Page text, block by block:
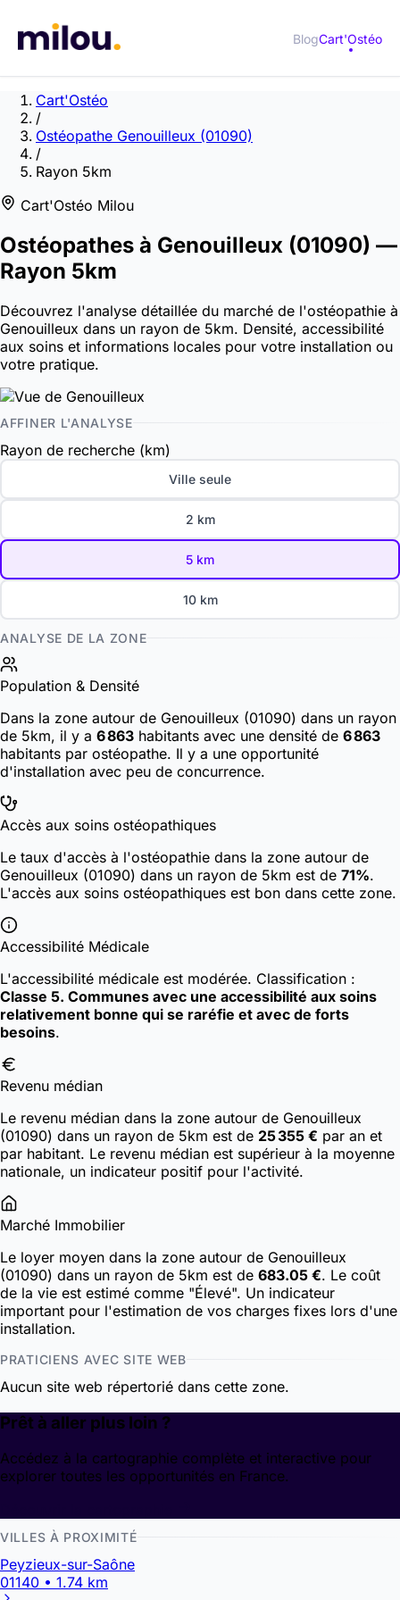
BlogCart'Ostéo
Cart'Ostéo
/
Ostéopathe Genouilleux (01090)
/
Rayon 5km
Cart'Ostéo Milou
Ostéopathes à Genouilleux (01090) —
Rayon 5km
Découvrez l'analyse détaillée du marché de l'ostéopathie à
Genouilleux dans un rayon de 5km. Densité, accessibilité
aux soins et informations locales pour votre installation ou
votre pratique.
AFFINER L'ANALYSE
Rayon de recherche (km)
Ville seule
2 km
5 km
10 km
ANALYSE DE LA ZONE
Population & Densité
Dans la zone autour de Genouilleux (01090) dans un rayon
de 5km, il y a 6 863 habitants avec une densité de 6 863
habitants par ostéopathe. Il y a une opportunité
d'installation avec peu de concurrence.
Accès aux soins ostéopathiques
Le taux d'accès à l'ostéopathie dans la zone autour de
Genouilleux (01090) dans un rayon de 5km est de 71%.
L'accès aux soins ostéopathiques est bon dans cette zone.
Accessibilité Médicale
L'accessibilité médicale est modérée. Classification :
Classe 5. Communes avec une accessibilité aux soins
relativement bonne qui se raréfie et avec de forts
besoins.
Revenu médian
Le revenu médian dans la zone autour de Genouilleux
(01090) dans un rayon de 5km est de 25 355 € par an et
par habitant. Le revenu médian est supérieur à la moyenne
nationale, un indicateur positif pour l'activité.
Marché Immobilier
Le loyer moyen dans la zone autour de Genouilleux
(01090) dans un rayon de 5km est de 683.05 €. Le coût
de la vie est estimé comme "Élevé". Un indicateur
important pour l'estimation de vos charges fixes lors d'une
installation.
PRATICIENS AVEC SITE WEB
Aucun site web répertorié dans cette zone.
Prêt à aller plus loin ?
Accédez à la cartographie complète et interactive pour
explorer toutes les opportunités en France.
VILLES À PROXIMITÉ
Peyzieux-sur-Saône
01140 • 1.74 km